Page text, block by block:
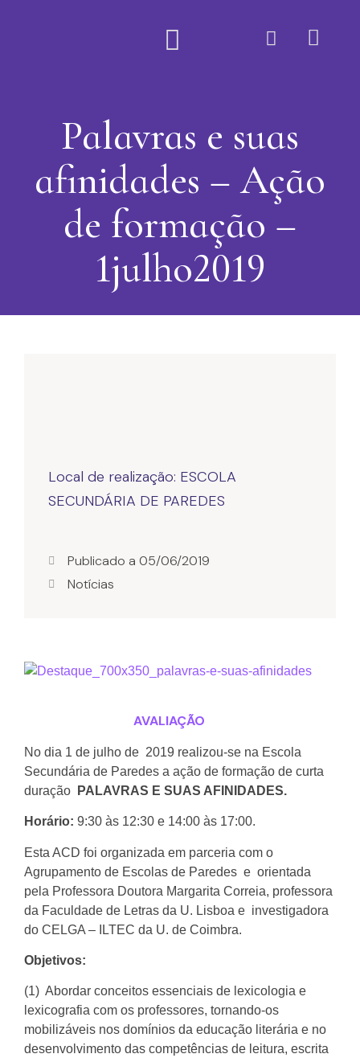
Palavras e suas
afinidades – Ação
de formação –
1julho2019
Local de realização: ESCOLA
Publicado a 05/06/2019
Notícias
AVALIAÇÃO
No dia 1 de julho de 2019 realizou-se na Escola
Secundária de Paredes a ação de formação de curta
duração
PALAVRAS E SUAS AFINIDADES.
Horário: 9:30 às 12:30 e 14:00 às 17:00.
Esta ACD foi organizada em parceria com o
Agrupamento de Escolas de Paredes e orientada
pela Professora Doutora Margarita Correia, professora
da Faculdade de Letras da U. Lisboa e investigadora
do CELGA – ILTEC da U. de Coimbra.
Objetivos:
(1) Abordar conceitos essenciais de lexicologia e
lexicografia com os professores, tornando-os
mobilizáveis nos domínios da educação literária e no
desenvolvimento das competências de leitura, escrita